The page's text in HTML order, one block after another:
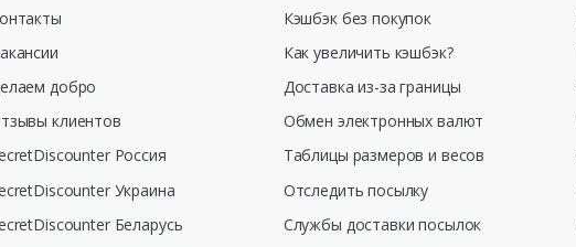
добро
клиентов
Россия
Украина
Беларусь
Кэшбэк без покупок
Как увеличить кэшбэк?
Доставка из-за границы
Обмен электронных валют
Таблицы размеров и весов
Отследить посылку
Службы доставки посылок